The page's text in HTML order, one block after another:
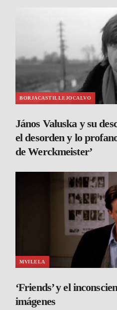
BORJACASTILLEJOCALVO
János Valuska y su
el desorden y lo
de Werckmeister’
MVILELA
‘Friends’ y el
imágenes